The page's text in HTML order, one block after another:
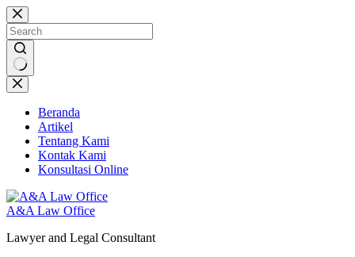
Skip
to
content
No
results
Beranda
Artikel
Tentang Kami
Kontak Kami
Konsultasi Online
A&A Law Office
Lawyer and Legal Consultant